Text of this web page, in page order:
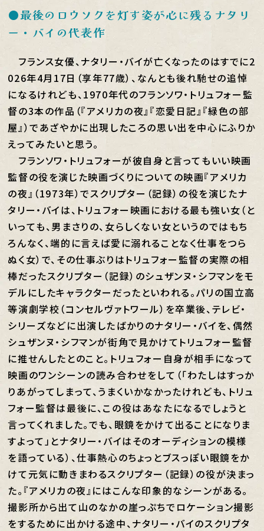
●最後のロウソクを灯す姿が心に残るナタリ
ー・バイの代表作
フランス女優、ナタリー・バイが亡くなったのはすでに2
026年4月17日（享年77歳）、なんとも後れ馳せの追悼
になるけれども、1970年代のフランソワ・トリュフォー監
督の3本の作品（『アメリカの夜』『恋愛日記』『緑色の部
屋』）であざやかに出現したころの思い出を中心にふりか
えってみたいと思う。
フランソワ・トリュフォーが彼自身と言ってもいい映画
監督の役を演じた映画づくりについての映画『アメリカ
の夜』（1973年）でスクリプター（記録）の役を演じたナ
タリー・バイは、トリュフォー映画における最も強い女（と
いっても、男まさりの、女らしくない女というのではもち
ろんなく、端的に言えば愛に溺れることなく仕事をつら
ぬく女）で、その仕事ぶりはトリュフォー監督の実際の相
棒だったスクリプター（記録）のシュザンヌ・シフマンをモ
デルにしたキャラクターだったといわれる。パリの国立高
等演劇学校（コンセルヴァトワール）を卒業後、テレビ・
シリーズなどに出演したばかりのナタリー・バイを、偶然
シュザンヌ・シフマンが街角で見かけてトリュフォー監督
に推せんしたとのこと。トリュフォー自身が相手になって
映画のワンシーンの読み合わせをして（「わたしはすっか
りあがってしまって、うまくいかなかったけれども、トリュ
フォー監督は最後に、この役はあなたになるでしょうと
言ってくれました。でも、眼鏡をかけて出ることになりま
すよって」とナタリー・バイはそのオーディションの模様
を語っている）、仕事熱心のちょっとブスっぽい眼鏡をか
けて元気に動きまわるスクリプター（記録）の役が決まっ
た。『アメリカの夜』にはこんな印象的なシーンがある。
撮影所から出て山のなかの崖っぷちでロケーション撮影
をするために出かける途中、ナタリー・バイのスクリプタ